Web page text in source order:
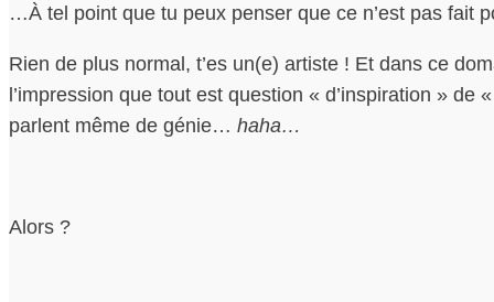
…À tel point que tu peux penser que ce n’est pas fait
Rien de plus normal, t’es un(e) artiste ! Et dans ce
l’impression que tout est question « d’inspiration » de
parlent même de génie… haha…
Alors ?